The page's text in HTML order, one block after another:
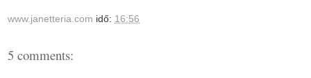
www.janetteria.com idő: 16:56
5 comments: